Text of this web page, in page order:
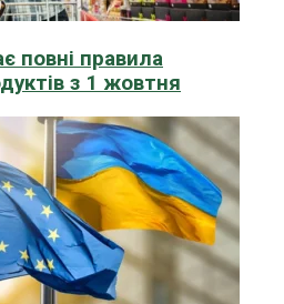
повні правила
з 1 жовтня